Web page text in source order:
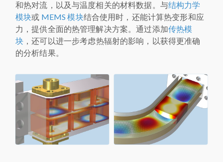
和热对流，以及与温度相关的材料数据。与结构力学
模块或 MEMS 模块结合使用时，还能计算热变形和应
力，提供全面的热管理解决方案。通过添加传热模
块 ，还可以进一步考虑热辐射的影响，以获得更准确
的分析结果。